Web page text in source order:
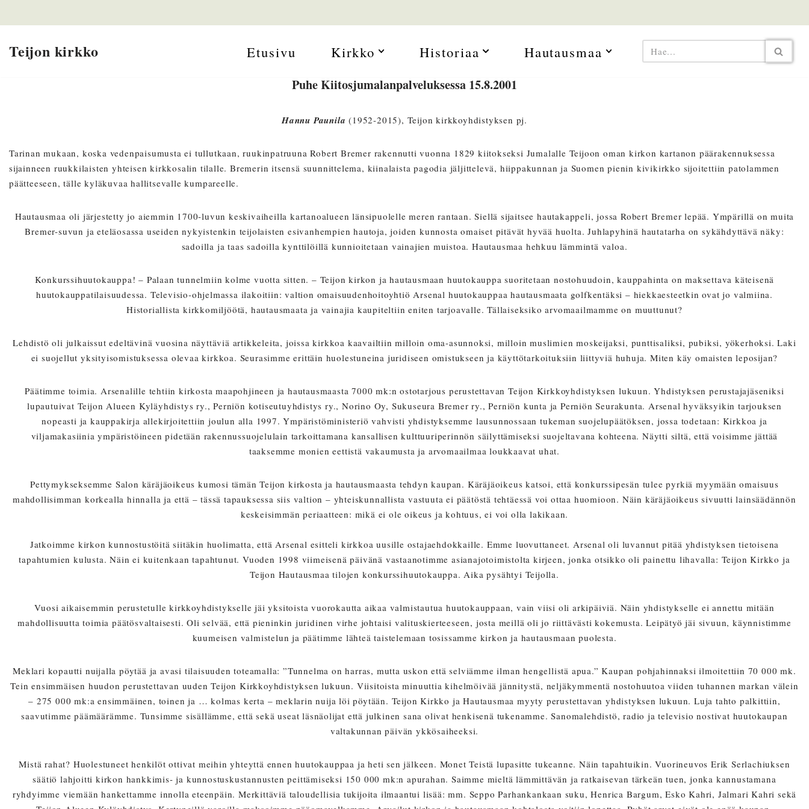
suoraan
sisältöön
Teijon kirkko Etusivu Kirkko Historiaa Hautausmaa
Puhe Kiitosjumalanpalveluksessa 15.8.2001
Hannu Paunila (1952-2015), Teijon kirkkoyhdistyksen pj.
Tarinan mukaan, koska vedenpaisumusta ei tullutkaan, ruukinpatruuna Robert Bremer rakennutti vuonna 1829 kiitokseksi Jumalalle Teijoon oman kirkon kartanon päärakennuksessa
sijainneen ruukkilaisten yhteisen kirkkosalin tilalle. Bremerin itsensä suunnittelema, kiinalaista pagodia jäljittelevä, hiippakunnan ja Suomen pienin kivikirkko sijoitettiin patolammen
päätteeseen, tälle kyläkuvaa hallitsevalle kumpareelle.
Hautausmaa oli järjestetty jo aiemmin 1700-luvun keskivaiheilla kartanoalueen länsipuolelle meren rantaan. Siellä sijaitsee hautakappeli, jossa Robert Bremer lepää. Ympärillä on muita
Bremer-suvun ja eteläosassa useiden nykyistenkin teijolaisten esivanhempien hautoja, joiden kunnosta omaiset pitävät hyvää huolta. Juhlapyhinä hautatarha on sykähdyttävä näky:
sadoilla ja taas sadoilla kynttilöillä kunnioitetaan vainajien muistoa. Hautausmaa hehkuu lämmintä valoa.
Konkurssihuutokauppa! – Palaan tunnelmiin kolme vuotta sitten. – Teijon kirkon ja hautausmaan huutokauppa suoritetaan nostohuudoin, kauppahinta on maksettava käteisenä
huutokauppatilaisuudessa. Televisio-ohjelmassa ilakoitiin: valtion omaisuudenhoitoyhtiö Arsenal huutokauppaa hautausmaata golfkentäksi – hiekkaesteetkin ovat jo valmiina.
Historiallista kirkkomiljöötä, hautausmaata ja vainajia kaupiteltiin eniten tarjoavalle. Tällaiseksiko arvomaailmamme on muuttunut?
Lehdistö oli julkaissut edeltävinä vuosina näyttäviä artikkeleita, joissa kirkkoa kaavailtiin milloin oma-asunnoksi, milloin muslimien moskeijaksi, punttisaliksi, pubiksi, yökerhoksi. Laki
ei suojellut yksityisomistuksessa olevaa kirkkoa. Seurasimme erittäin huolestuneina juridiseen omistukseen ja käyttötarkoituksiin liittyviä huhuja. Miten käy omaisten leposijan?
Päätimme toimia. Arsenalille tehtiin kirkosta maapohjineen ja hautausmaasta 7000 mk:n ostotarjous perustettavan Teijon Kirkkoyhdistyksen lukuun. Yhdistyksen perustajajäseniksi
lupautuivat Teijon Alueen Kyläyhdistys ry., Perniön kotiseutuyhdistys ry., Norino Oy, Sukuseura Bremer ry., Perniön kunta ja Perniön Seurakunta. Arsenal hyväksyikin tarjouksen
nopeasti ja kauppakirja allekirjoitettiin joulun alla 1997. Ympäristöministeriö vahvisti yhdistyksemme lausunnossaan tukeman suojelupäätöksen, jossa todetaan: Kirkkoa ja
viljamakasiinia ympäristöineen pidetään rakennussuojelulain tarkoittamana kansallisen kulttuuriperinnön säilyttämiseksi suojeltavana kohteena. Näytti siltä, että voisimme jättää
taaksemme monien eettistä vakaumusta ja arvomaailmaa loukkaavat uhat.
Pettymykseksemme Salon käräjäoikeus kumosi tämän Teijon kirkosta ja hautausmaasta tehdyn kaupan. Käräjäoikeus katsoi, että konkurssipesän tulee pyrkiä myymään omaisuus
mahdollisimman korkealla hinnalla ja että – tässä tapauksessa siis valtion – yhteiskunnallista vastuuta ei päätöstä tehtäessä voi ottaa huomioon. Näin käräjäoikeus sivuutti lainsäädännön
keskeisimmän periaatteen: mikä ei ole oikeus ja kohtuus, ei voi olla lakikaan.
Jatkoimme kirkon kunnostustöitä siitäkin huolimatta, että Arsenal esitteli kirkkoa uusille ostajaehdokkaille. Emme luovuttaneet. Arsenal oli luvannut pitää yhdistyksen tietoisena
tapahtumien kulusta. Näin ei kuitenkaan tapahtunut. Vuoden 1998 viimeisenä päivänä vastaanotimme asianajotoimistolta kirjeen, jonka otsikko oli painettu lihavalla: Teijon Kirkko ja
Teijon Hautausmaa tilojen konkurssihuutokauppa. Aika pysähtyi Teijolla.
Vuosi aikaisemmin perustetulle kirkkoyhdistykselle jäi yksitoista vuorokautta aikaa valmistautua huutokauppaan, vain viisi oli arkipäiviä. Näin yhdistykselle ei annettu mitään
mahdollisuutta toimia päätösvaltaisesti. Oli selvää, että pieninkin juridinen virhe johtaisi valituskierteeseen, josta meillä oli jo riittävästi kokemusta. Leipätyö jäi sivuun, käynnistimme
kuumeisen valmistelun ja päätimme lähteä taistelemaan tosissamme kirkon ja hautausmaan puolesta.
Meklari kopautti nuijalla pöytää ja avasi tilaisuuden toteamalla: ”Tunnelma on harras, mutta uskon että selviämme ilman hengellistä apua.” Kaupan pohjahinnaksi ilmoitettiin 70 000 mk.
Tein ensimmäisen huudon perustettavan uuden Teijon Kirkkoyhdistyksen lukuun. Viisitoista minuuttia kihelmöivää jännitystä, neljäkymmentä nostohuutoa viiden tuhannen markan välein
– 275 000 mk:a ensimmäinen, toinen ja … kolmas kerta – meklarin nuija löi pöytään. Teijon Kirkko ja Hautausmaa myyty perustettavan yhdistyksen lukuun. Luja tahto palkittiin,
saavutimme päämäärämme. Tunsimme sisällämme, että sekä useat läsnäolijat että julkinen sana olivat henkisenä tukenamme. Sanomalehdistö, radio ja televisio nostivat huutokaupan
valtakunnan päivän ykkösaiheeksi.
Mistä rahat? Huolestuneet henkilöt ottivat meihin yhteyttä ennen huutokauppaa ja heti sen jälkeen. Monet Teistä lupasitte tukeanne. Näin tapahtuikin. Vuorineuvos Erik Serlachiuksen
säätiö lahjoitti kirkon hankkimis- ja kunnostuskustannusten peittämiseksi 150 000 mk:n apurahan. Saimme mieltä lämmittävän ja ratkaisevan tärkeän tuen, jonka kannustamana
ryhdyimme viemään hankettamme innolla eteenpäin. Merkittäviä taloudellisia tukijoita ilmaantui lisää: mm. Seppo Parhankankaan suku, Henrica Bargum, Esko Kahri, Jalmari Kahri sekä